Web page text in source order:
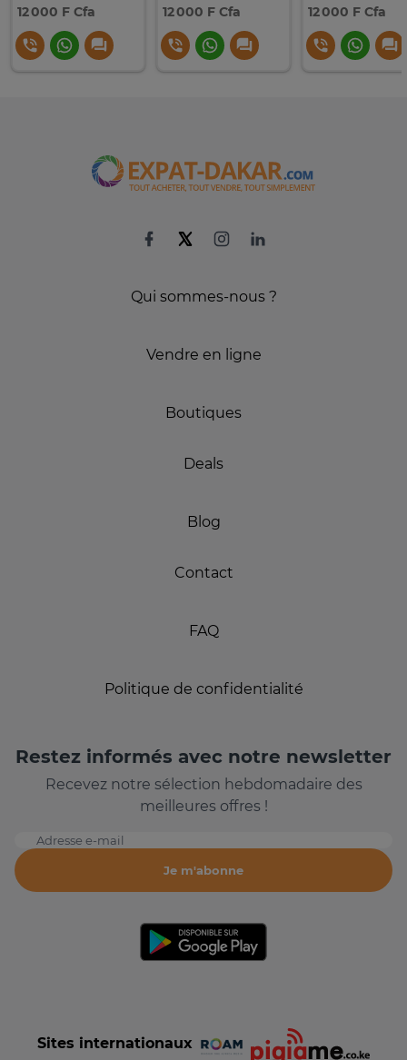
12 000 F Cfa 12 000 F Cfa 12 000 F Cfa
Qui sommes-nous ?
Vendre en ligne
Boutiques
Deals
Blog
Contact
FAQ
Politique de confidentialité
Restez informés avec notre newsletter
Recevez notre sélection hebdomadaire des
meilleures offres !
Adresse e-mail
Je m'abonne
Sites internationaux